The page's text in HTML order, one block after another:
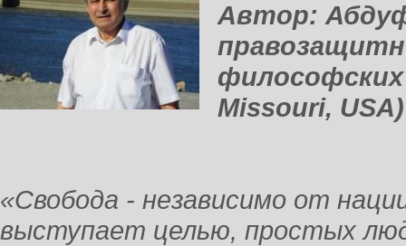
Автор:
философских
Missouri, USA)
«Свобода - независимо от
выступает целью, простых